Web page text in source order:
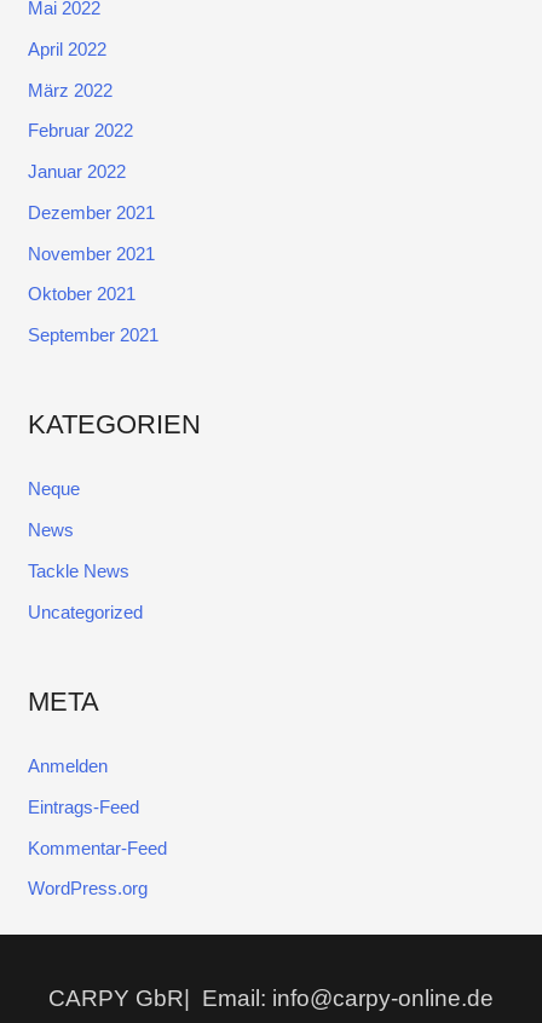
Mai 2022
April 2022
März 2022
Februar 2022
Januar 2022
Dezember 2021
November 2021
Oktober 2021
September 2021
KATEGORIEN
Neque
News
Tackle News
Uncategorized
META
Anmelden
Eintrags-Feed
Kommentar-Feed
WordPress.org
CARPY GbR| Email: info@carpy-online.de